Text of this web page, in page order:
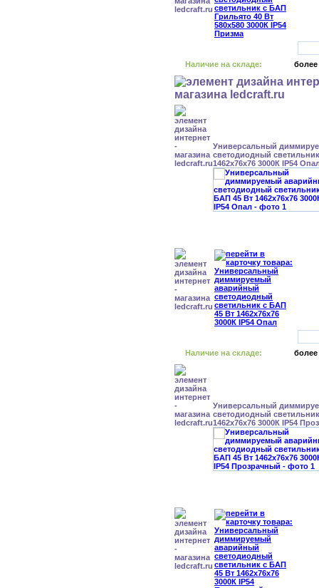
Наличие на складе: более
Универсальный
светодиодный
1462x76x76 3000К IP54
Наличие на складе: более
Универсальный
светодиодный
1462x76x76 3000К IP54